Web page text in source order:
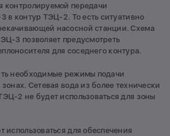
контролируемой передачи
в контур ТЭЦ-2. То есть ситуативно
насосной станции. Схема
3 позволяет предусмотреть
для соседнего контура.
необходимые режимы подачи
Сетевая вода из более технически
2 не будет использоваться для зоны
использоваться для обеспечения